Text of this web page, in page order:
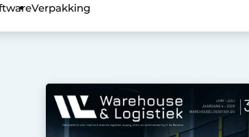
Verpakking